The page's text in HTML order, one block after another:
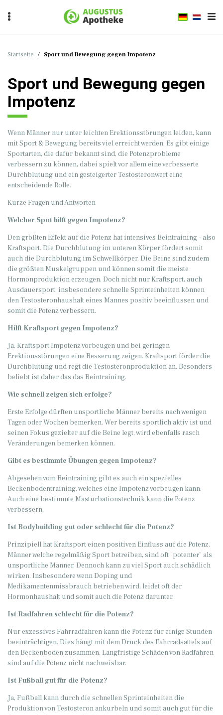
Startseite / Sport und Bewegung gegen Impotenz
Sport und Bewegung gegen
Impotenz
Wenn Männer nur unter leichten Erektionsstörungen leiden, kann
mit Sport & Bewegung bereits viel erreicht werden. Es gibt einige
Sportarten, die dafür bekannt sind, die Potenzprobleme
verbessern zu können, dabei spielt vor allem eine verbesserte
Durchblutung und ein gesteigerter Testosteronwert eine
entscheidende Rolle.
Kurze Fragen und Antworten
Welcher Spot hilft gegen Impotenz?
Den größten Effekt auf die Potenz hat intensives Beintraining - also
Kraftsport. Die Durchblutung im unteren Körper fördert somit
auch die Durchblutung im Schwellkörper. Die Beine sind zudem
die größten Muskelgruppen und können somit die meiste
Hormonproduktion erzeugen. Doch nicht nur Kraftsport, auch
Ausdauersport, insbesondere schnelle Sprinteinheiten können
den Testosteronhaushalt eines Mannes positiv beeinflussen und
somit die Potenz verbessern.
Hilft Kraftsport gegen Impotenz?
Ja, Kraftsport Impotenz vorbeugen und bei geringen
Erektionsstörungen eine Besserung zeigen. Kraftsport förder die
Durchblutung und regt die Testosteronproduktion an. Besonders
beliebt ist daher das das Beintraining.
Wie schnell zeigen sich erfolge?
Erste Erfolge dürften unsportliche Männer bereits nach wenigen
Tagen oder Wochen bemerken. Wer bereits sportlich aktiv ist und
seinen Fokus gezielter auf die Beine legt, wird ebenfalls rasch
Veränderungen bemerken können.
Gibt es bestimmte Übungen gegen Impotenz?
Abgesehen vom Beintraining gibt es auch ein spezielles
Beckenbodentraining, welches eine Impotenz vorbeugen kann.
Auch eine bestimmte Masturbationstechnik kann die Potenz
verbessern.
Ist Bodybuilding gut oder schlecht für die Potenz?
Prinzipiell hat Kraftsport einen positiven Einfluss auf die Potenz.
Männer welche regelmäßig Sport betreiben, sind oft "potenter" als
unsportliche Männer. Dennoch kann zu viel Sport auch schädlich
wirken. Insbesondere wenn Doping und
Medikamentenmissbrauch betrieben wird, leidet oft der
Hormonhaushalt und somit auch die Potenz darunter.
Ist Radfahren schlecht für die Potenz?
Nur exzessives Fahrradfahren kann die Potenz für einige Stunden
beeinträchtigen. Dies hängt mit dem Druck des Fahrradsattels auf
den Beckenboden zusammen. Langfristige Schäden von Radfahren
sind auf die Potenz nicht nachweisbar.
Ist Fußball gut für die Potenz?
Ja, Fußball kann durch die schnellen Sprinteinheiten die
Produktion von Testosteron ankurbeln und somit auch gut für die